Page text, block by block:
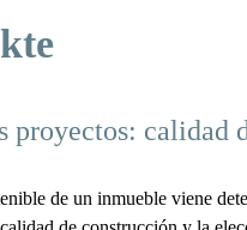
proyectos: calidad
de un inmueble viene